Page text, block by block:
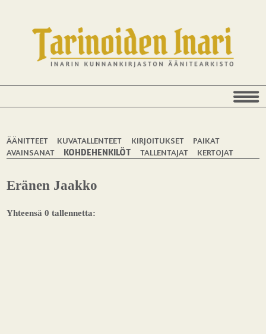
ÄÄNITTEET KUVATALLENTEET KIRJOITUKSET
PAIKAT
AVAINSANAT
KOHDEHENKILÖT TALLENTAJAT KERTOJAT
Eränen Jaakko
Yhteensä 0 tallennetta: